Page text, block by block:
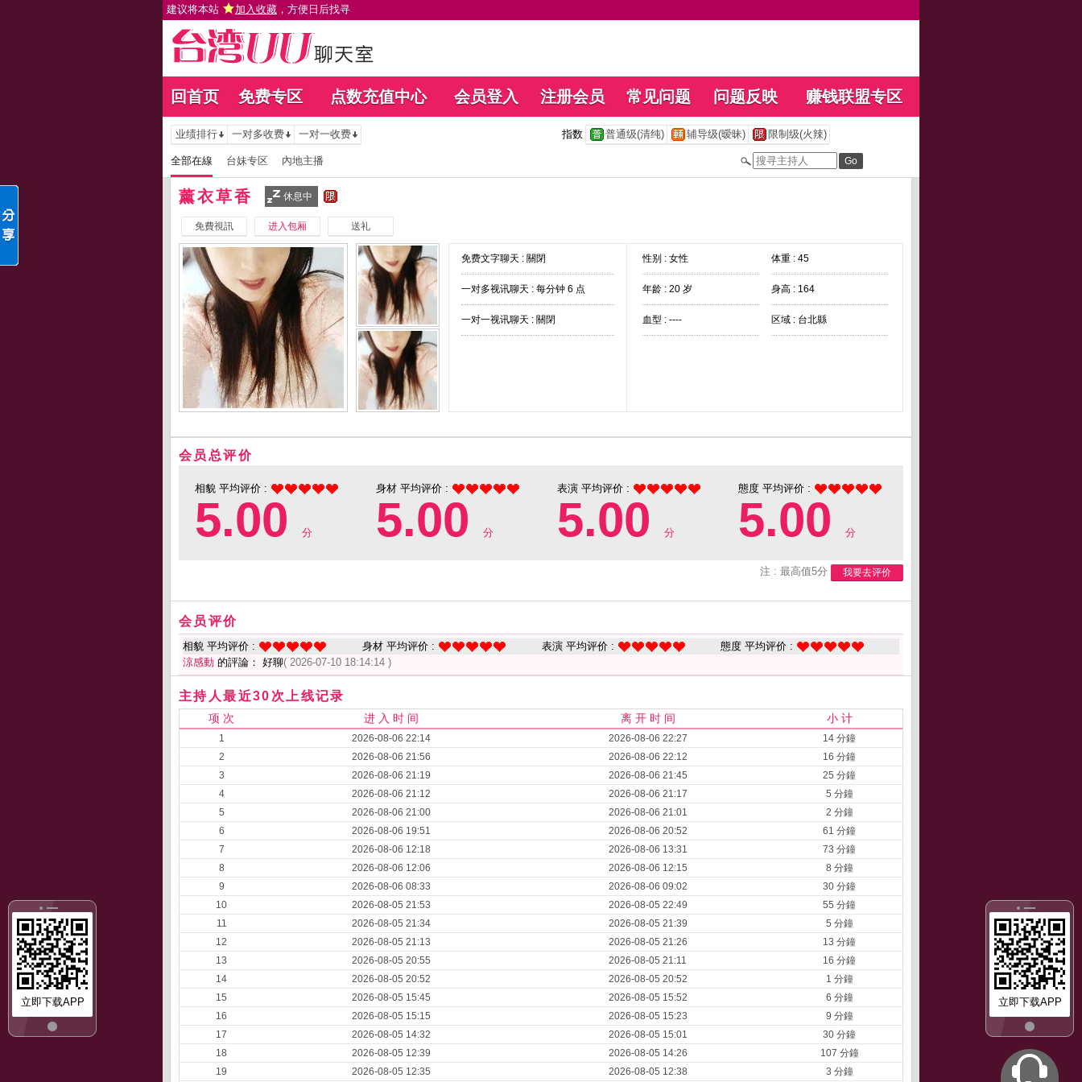
建议将本站 加入收藏 ，方便日后找寻
回首页 免费专区 点数充值中心 会员登入 注册会员 常见问题 问题反映 赚钱联盟专区
立即下载APP
立即下载APP
业绩排行 一对多收费 一对一收费 指数 普通级(清纯) 辅导级(暧昧) 限制级(火辣)
全部在線 台妹专区 內地主播
薰衣草香 休息中
免費視訊 进入包厢 送礼
免费文字聊天 : 關閉
一对多视讯聊天 : 每分钟 6 点
一对一视讯聊天 : 關閉
性别 : 女性 体重 : 45
年龄 : 20 岁 身高 : 164
血型 : ---- 区域 : 台北縣
会员总评价
相貌 平均评价 :
5.00 分
身材 平均评价 :
5.00 分
表演 平均评价 :
5.00 分
態度 平均评价 :
5.00 分
注 : 最高值5分 我要去评价
会员评价
相貌 平均评价 : 身材 平均评价 : 表演 平均评价 :
態度 平均评价 :
涼感動 的評論： 好聊( 2026-07-10 18:14:14 )
主持人最近30次上线记录
项 次 进 入 时 间 离 开 时 间 小 计
1 2026-08-06 22:14 2026-08-06 22:27
14 分鐘
2
2026-08-06 21:56 2026-08-06 22:12
16 分鐘
3
2026-08-06 21:19 2026-08-06 21:45
25 分鐘
4
2026-08-06 21:12 2026-08-06 21:17
5 分鐘
5
2026-08-06 21:00 2026-08-06 21:01
2 分鐘
6
2026-08-06 19:51 2026-08-06 20:52
61 分鐘
7
2026-08-06 12:18 2026-08-06 13:31
73 分鐘
8
2026-08-06 12:06 2026-08-06 12:15
8 分鐘
9
2026-08-06 08:33 2026-08-06 09:02
30 分鐘
10
2026-08-05 21:53 2026-08-05 22:49
55 分鐘
11
2026-08-05 21:34 2026-08-05 21:39
5 分鐘
12
2026-08-05 21:13 2026-08-05 21:26
13 分鐘
13
2026-08-05 20:55 2026-08-05 21:11
16 分鐘
14
2026-08-05 20:52 2026-08-05 20:52
1 分鐘
15
2026-08-05 15:45 2026-08-05 15:52
6 分鐘
16
2026-08-05 15:15 2026-08-05 15:23
9 分鐘
17
2026-08-05 14:32 2026-08-05 15:01
30 分鐘
18
2026-08-05 12:39 2026-08-05 14:26
107 分鐘
19
2026-08-05 12:35 2026-08-05 12:38 3 分鐘